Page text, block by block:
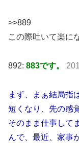
>>889
この際吐いて楽に
892: 883です。
まず、まぁ結局指
短くなり、先の感
そのまま仕事して
んで、最近、家事